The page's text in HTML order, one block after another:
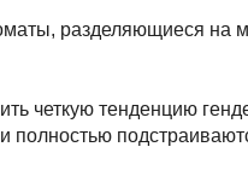
разделяющиеся на
четкую тенденцию